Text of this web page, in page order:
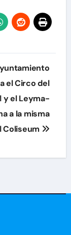
el Circo del
y el Leyma-
a la misma
Coliseum